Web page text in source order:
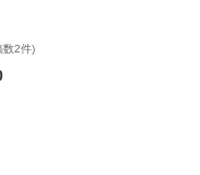
数2件)